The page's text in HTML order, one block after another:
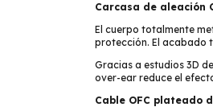
Carcasa de aleación
El cuerpo totalmente
protección. El acabado
Gracias a estudios 3D
over-ear reduce el
Cable OFC plateado